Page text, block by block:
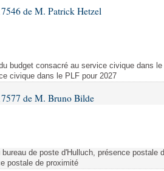
des lois
des lois
de M. Patrick Hetzel
budget consacré au service civique dans
civique dans le PLF pour 2027
de M. Bruno Bilde
de poste d'Hulluch, présence postale
postale de proximité